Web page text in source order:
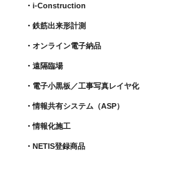
i-Construction
鉄筋出来形計測​
オンライン電子納品
遠隔臨場
電子小黒板／工事写真レイヤ化
情報共有システム（ASP）
情報化施工
NETIS登録商品